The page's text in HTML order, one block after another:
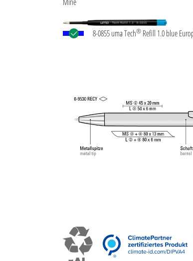
8-0855 uma Tech® Refill 1.0 blue